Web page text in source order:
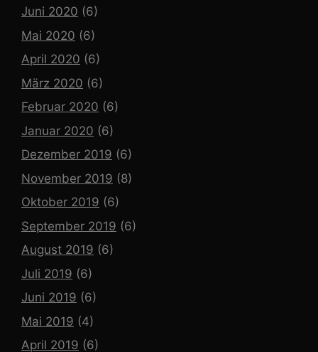
Juni 2020 (6)
Mai 2020 (6)
April 2020 (6)
März 2020 (6)
Februar 2020 (6)
Januar 2020 (6)
Dezember 2019 (6)
November 2019 (8)
Oktober 2019 (6)
September 2019 (6)
August 2019 (6)
Juli 2019 (6)
Juni 2019 (6)
Mai 2019 (4)
April 2019 (6)